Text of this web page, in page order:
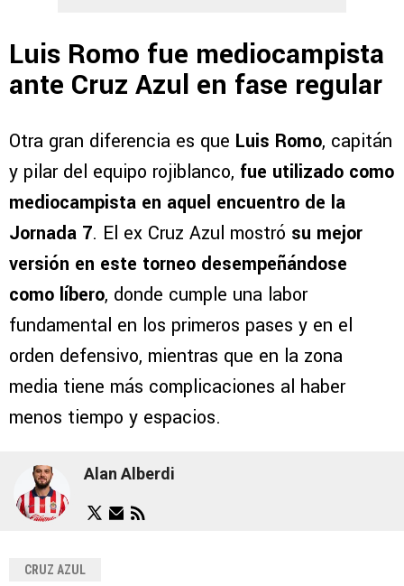
Luis Romo fue mediocampista
ante Cruz Azul en fase regular
Otra gran diferencia es que Luis Romo, capitán
y pilar del equipo rojiblanco, fue utilizado como
mediocampista en aquel encuentro de la
Jornada 7. El ex Cruz Azul mostró su mejor
versión en este torneo desempeñándose
como líbero, donde cumple una labor
fundamental en los primeros pases y en el
orden defensivo, mientras que en la zona
media tiene más complicaciones al haber
menos tiempo y espacios.
Alan Alberdi
CRUZ AZUL